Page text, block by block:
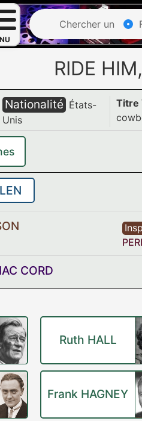
Chercher un
RIDE
Nationalité États-
Unis
Titre
CORD
Ruth HALL
Frank HAGNEY